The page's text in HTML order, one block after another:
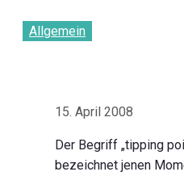
Allgemein
15. April 2008
Der Begriff „tipping
bezeichnet jenen